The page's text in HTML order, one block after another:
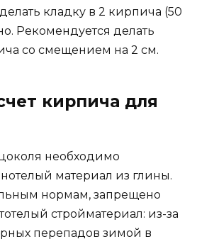
кладку в 2 кирпича (50
Рекомендуется делать
со смещением на 2 см.
кирпича для
необходимо
материал из глины.
нормам, запрещено
стройматериал: из-за
перепадов зимой в